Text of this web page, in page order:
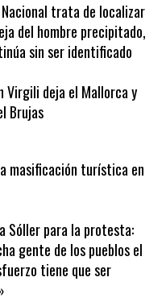
trata de localizar
del hombre precipitado,
sin ser identificado
Virgili deja el Mallorca y
Brujas
masificación turística en
Sóller para la protesta:
gente de los pueblos el
tiene que ser